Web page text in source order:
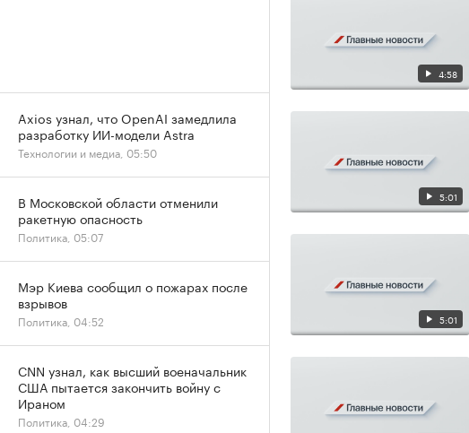
4:58
5:01
5:01
Axios узнал, что OpenAI замедлила
разработку ИИ-модели Astra
Технологии и медиа, 05:50
В Московской области отменили
ракетную опасность
Политика, 05:07
Мэр Киева сообщил о пожарах после
взрывов
Политика, 04:52
CNN узнал, как высший военачальник
США пытается закончить войну с
Ираном
Политика, 04:29